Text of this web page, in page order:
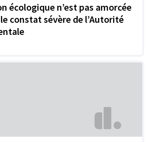
écologique n’est pas amorcée
constat sévère de l’Autorité